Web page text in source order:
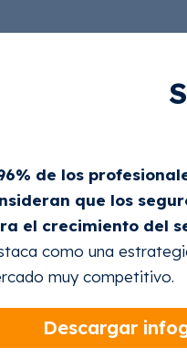
de los
que los
el crecimiento del
como una
muy competitivo.
Descargar